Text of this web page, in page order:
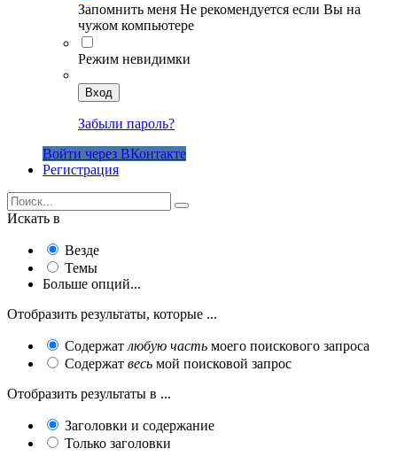
Запомнить меня Не рекомендуется если Вы на
чужом компьютере
Режим невидимки
Вход
Забыли пароль?
Войти через ВКонтакте
Регистрация
Искать в
Везде
Темы
Больше опций...
Отобразить результаты, которые ...
Содержат любую часть моего поискового запроса
Содержат весь мой поисковой запрос
Отобразить результаты в ...
Заголовки и содержание
Только заголовки